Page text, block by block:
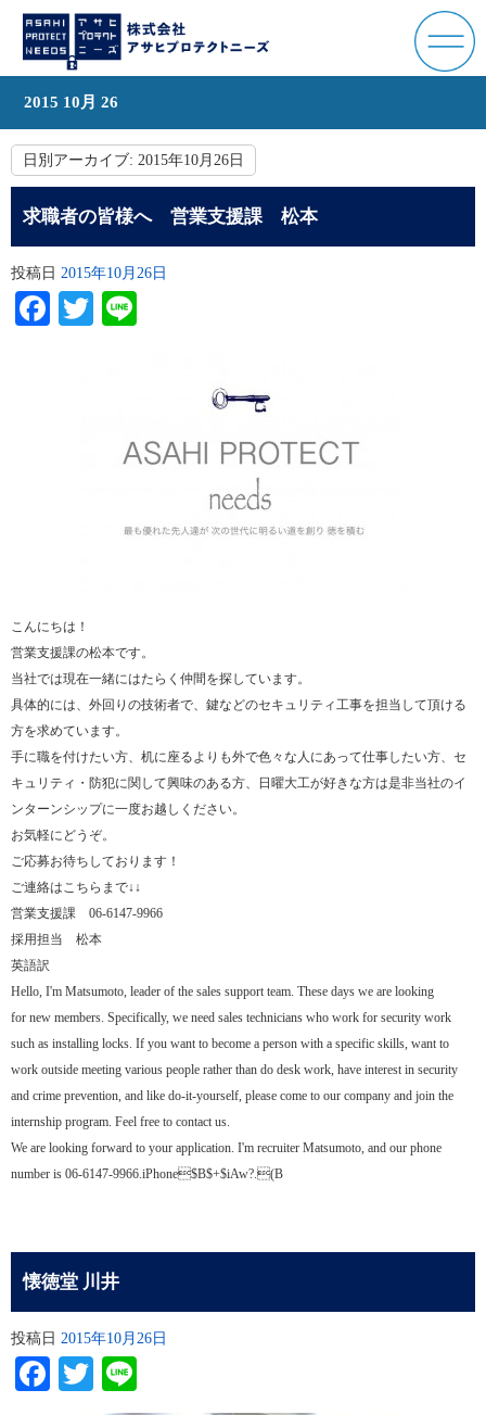
2015 10月 26
日別アーカイブ: 2015年10月26日
求職者の皆様へ 営業支援課 松本
投稿日 2015年10月26日
Facebook
Twitter
こんにちは！
営業支援課の松本です。
当社では現在一緒にはたらく仲間を探しています。
具体的には、外回りの技術者で、鍵などのセキュリティ工事を担当して頂ける
方を求めています。
手に職を付けたい方、机に座るよりも外で色々な人にあって仕事したい方、セ
キュリティ・防犯に関して興味のある方、日曜大工が好きな方は是非当社のイ
ンターンシップに一度お越しください。
お気軽にどうぞ。
ご応募お待ちしております！
ご連絡はこちらまで↓↓
営業支援課 06-6147-9966
採用担当 松本
英語訳
Hello, I'm Matsumoto, leader of the sales support team. These days we are looking
for new members. Specifically, we need sales technicians who work for security work
such as installing locks. If you want to become a person with a specific skills, want to
work outside meeting various people rather than do desk work, have interest in security
and crime prevention, and like do-it-yourself, please come to our company and join the
internship program. Feel free to contact us.
We are looking forward to your application. I'm recruiter Matsumoto, and our phone
number is 06-6147-9966.iPhone$B$+$iAw?.(B
懐徳堂 川井
投稿日 2015年10月26日
Facebook
Twitter